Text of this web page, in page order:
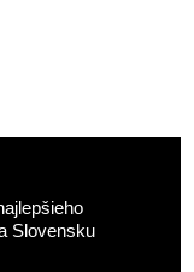
Slovensku